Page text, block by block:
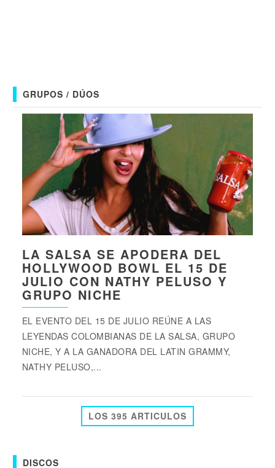
GRUPOS / DÚOS
LA SALSA SE APODERA DEL
HOLLYWOOD BOWL EL 15 DE
JULIO CON NATHY PELUSO Y
GRUPO NICHE
EL EVENTO DEL 15 DE JULIO REÚNE A LAS
LEYENDAS COLOMBIANAS DE LA SALSA, GRUPO
NICHE, Y A LA GANADORA DEL LATIN GRAMMY,
NATHY PELUSO,...
LOS 395 ARTICULOS
DISCOS